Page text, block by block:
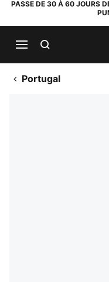
PASSE DE 30 À 60 JOURS
Portugal